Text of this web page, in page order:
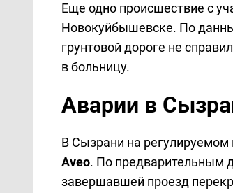
Еще одно происшествие с
Новокуйбышевске. По
грунтовой дороге не
в больницу.
Аварии в
В Сызрани на регулируемом
Aveo. По предварительным
завершавшей проезд